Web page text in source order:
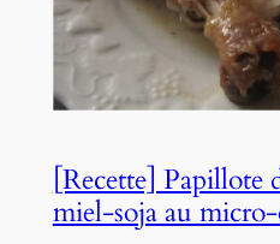
[Recette] Papillote
miel-soja au micro-